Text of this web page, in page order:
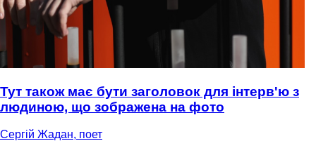
Тут також має бути заголовок для інтерв'ю з
людиною, що зображена на фото
Сергій Жадан, поет